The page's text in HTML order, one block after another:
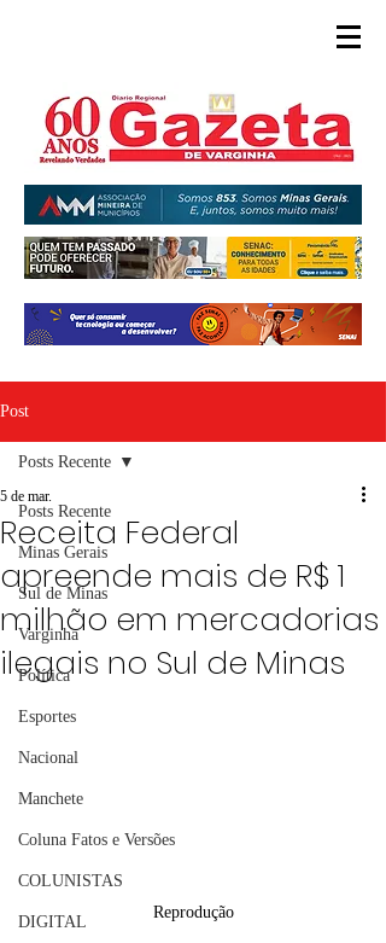
Post
Posts Recente
Minas Gerais
Sul de Minas
Varginha
Política
Esportes
Nacional
Manchete
Coluna Fatos e Versões
COLUNISTAS
DIGITAL
Posts Recente
Receita Federal
apreende mais de R$ 1
milhão em mercadorias
ilegais no Sul de Minas
5 de mar.
Reprodução